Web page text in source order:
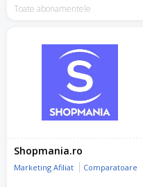
Toate abonamentele
Shopmania.ro
Marketing Afiliat Comparatoare